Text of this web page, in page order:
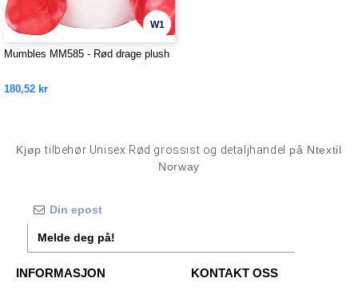
W1
Mumbles MM585 - Rød drage plush
180,52 kr
Kjøptilbehør Unisex Rød grossist og detaljhandel på Ntextil
Norway
Melde deg på!
INFORMASJON KONTAKT OSS